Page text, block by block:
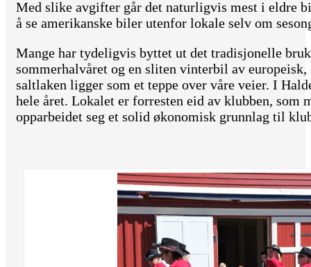
Med slike avgifter går det naturligvis mest i eldre
å se amerikanske biler utenfor lokale selv om
Mange har tydeligvis byttet ut det tradisjonelle
sommerhalvåret og en sliten vinterbil av
saltlaken ligger som et teppe over våre veier. I
hele året. Lokalet er forresten eid av klubben, som
opparbeidet seg et solid økonomisk grunnlag til